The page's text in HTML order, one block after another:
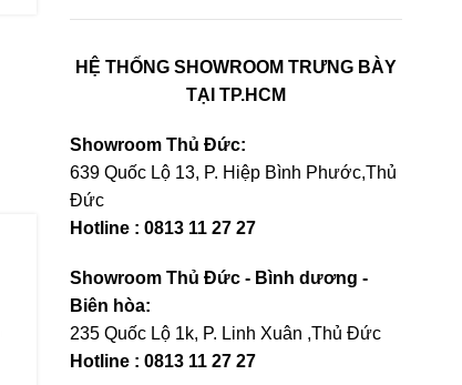
HỆ THỐNG SHOWROOM TRƯNG BÀY
TẠI TP.HCM
Showroom Thủ Đức:
639 Quốc Lộ 13, P. Hiệp Bình Phước,Thủ
Đức
Hotline : 0813 11 27 27
Showroom Thủ Đức - Bình dương -
Biên hòa:
235 Quốc Lộ 1k, P. Linh Xuân ,Thủ Đức
Hotline : 0813 11 27 27